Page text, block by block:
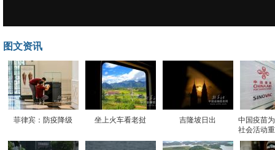
图文资讯
菲律宾：防疫降级 坐上火车看老挝 吉隆坡日出
中国疫苗
社会活动